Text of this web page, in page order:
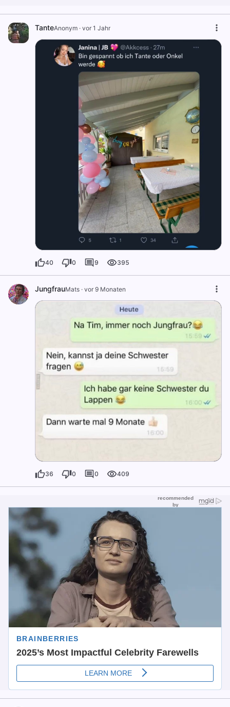
TanteAnonym · vor 1 Jahr
40 0 9 395
JungfrauMats · vor 9 Monaten
36 0 0 409